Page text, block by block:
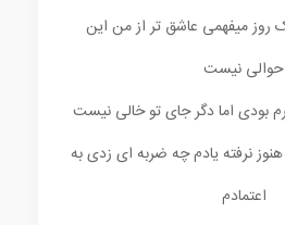
روز میفهمی عاشق تر از من این
حوالی نیست
بودی اما دگر جای تو خالی نیست
نرفته یادم چه ضربه ای زدی به
اعتمادم